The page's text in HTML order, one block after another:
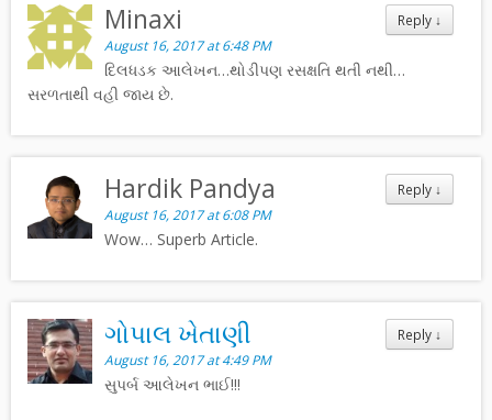
Reply ↓
Minaxi
August 16, 2017 at 6:48 PM
દિલધડક આલેખન…થોડીપણ રસક્ષતિ થતી નથી…
સરળતાથી વહી જાય છે.
Reply ↓
Hardik Pandya
August 16, 2017 at 6:08 PM
Wow… Superb Article.
Reply ↓
ગોપાલ ખેતાણી
August 16, 2017 at 4:49 PM
સુપર્બ આલેખન ભાઈ!!!